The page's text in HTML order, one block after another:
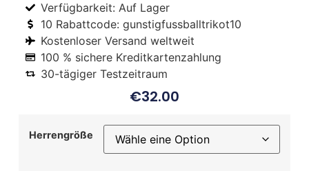
Verfügbarkeit: Auf Lager
10 Rabattcode: gunstigfussballtrikot10
Kostenloser Versand weltweit
100 % sichere Kreditkartenzahlung
30-tägiger Testzeitraum
€32.00
Herrengröße